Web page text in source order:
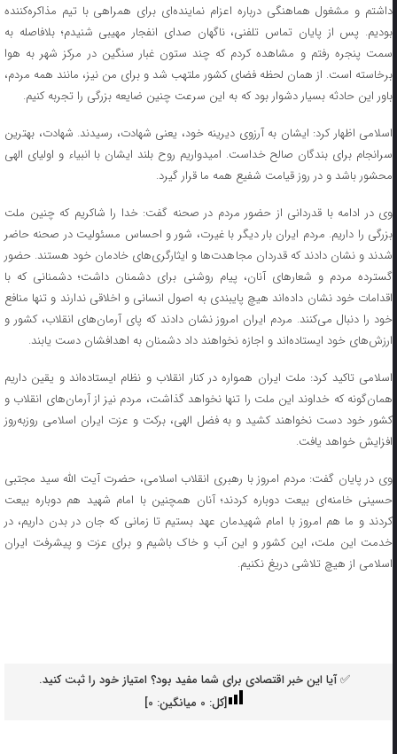
داشتم و مشغول هماهنگی درباره اعزام نماینده‌ای برای همراهی با تیم مذاکره‌کننده
بودیم. پس از پایان تماس تلفنی، ناگهان صدای انفجار مهیبی شنیدم؛ بلافاصله به
سمت پنجره رفتم و مشاهده کردم که چند ستون غبار سنگین در مرکز شهر به هوا
برخاسته است. از همان لحظه فضای کشور ملتهب شد و برای من نیز، مانند همه مردم،
باور این حادثه بسیار دشوار بود که به این سرعت چنین ضایعه بزرگی را تجربه کنیم.
اسلامی اظهار کرد: ایشان به آرزوی دیرینه خود، یعنی شهادت، رسیدند. شهادت، بهترین
سرانجام برای بندگان صالح خداست. امیدواریم روح بلند ایشان با انبیاء و اولیای الهی
محشور باشد و در روز قیامت شفیع همه ما قرار گیرد.
وی در ادامه با قدردانی از حضور مردم در صحنه گفت: خدا را شاکریم که چنین ملت
بزرگی را داریم. مردم ایران بار دیگر با غیرت، شور و احساس مسئولیت در صحنه حاضر
شدند و نشان دادند که قدردان مجاهدت‌ها و ایثارگری‌های خادمان خود هستند. حضور
گسترده مردم و شعارهای آنان، پیام روشنی برای دشمنان داشت؛ دشمنانی که با
اقدامات خود نشان داده‌اند هیچ پایبندی به اصول انسانی و اخلاقی ندارند و تنها منافع
خود را دنبال می‌کنند. مردم ایران امروز نشان دادند که پای آرمان‌های انقلاب، کشور و
ارزش‌های خود ایستاده‌اند و اجازه نخواهند داد دشمنان به اهدافشان دست یابند.
اسلامی تاکید کرد: ملت ایران همواره در کنار انقلاب و نظام ایستاده‌اند و یقین داریم
همان‌گونه که خداوند این ملت را تنها نخواهد گذاشت، مردم نیز از آرمان‌های انقلاب و
کشور خود دست نخواهند کشید و به فضل الهی، برکت و عزت ایران اسلامی روزبه‌روز
افزایش خواهد یافت.
وی در پایان گفت: مردم امروز با رهبری انقلاب اسلامی، حضرت آیت الله سید مجتبی
حسینی خامنه‌ای بیعت دوباره کردند؛ آنان همچنین با امام شهید هم دوباره بیعت
کردند و ما هم امروز با امام شهیدمان عهد بستیم تا زمانی که جان در بدن داریم، در
خدمت این ملت، این کشور و این آب و خاک باشیم و برای عزت و پیشرفت ایران
اسلامی از هیچ تلاشی دریغ نکنیم.
✅ آیا این خبر اقتصادی برای شما مفید بود؟ امتیاز خود را ثبت کنید.
[کل: 0میانگین: 0
]